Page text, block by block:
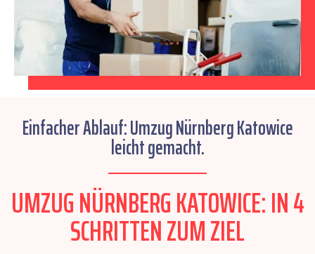
Einfacher Ablauf: Umzug Nürnberg Katowice
leicht gemacht.
UMZUG NÜRNBERG KATOWICE: IN 4
SCHRITTEN ZUM ZIEL